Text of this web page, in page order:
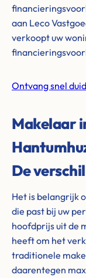
aan Leco
verkoopt uw
Ontvang snel
Makelaar
De
Het is belangrijk
die past bij uw
hoofdprijs uit de
heeft om het
traditionele
daarentegen